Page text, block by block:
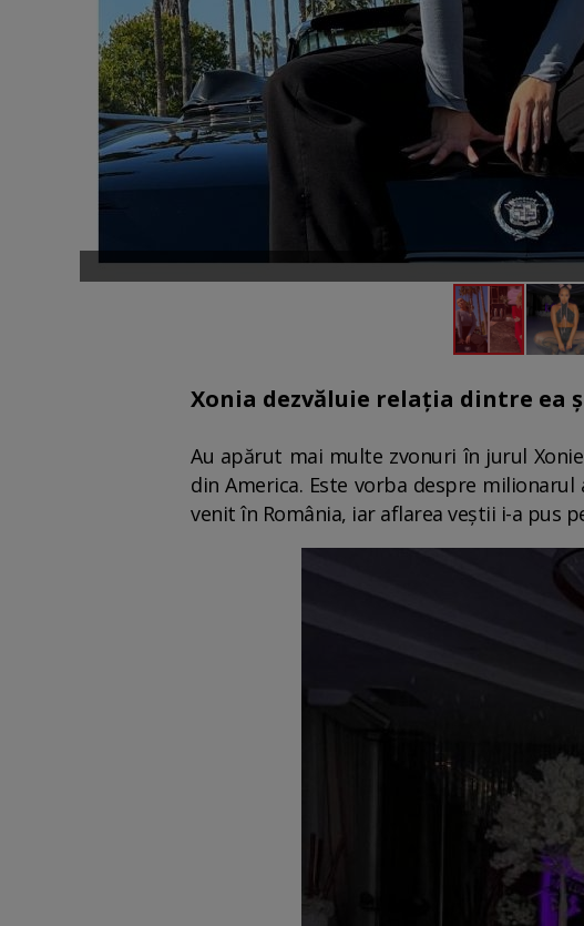
Xonia dezvăluie relația dintre
Au apărut mai multe zvonuri în jurul
din America. Este vorba despre
venit în România, iar aflarea veștii i-a pus